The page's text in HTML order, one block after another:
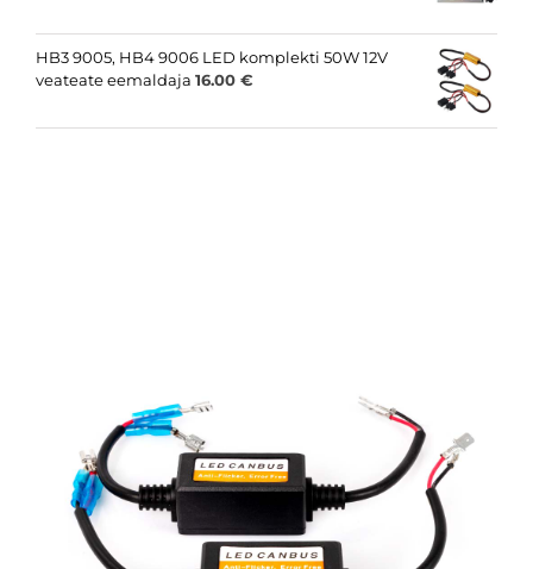
HB3 9005, HB4 9006 LED komplekti 50W 12V
veateate eemaldaja 16.00 €